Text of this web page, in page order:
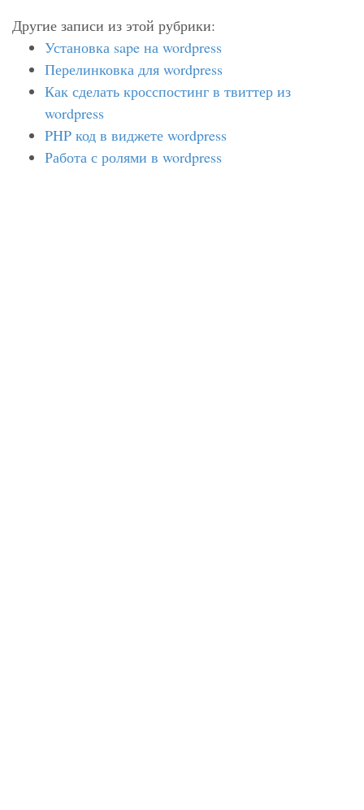
Другие записи из этой рубрики:
Установка sape на wordpress
Перелинковка для wordpress
Как сделать кросспостинг в твиттер из
wordpress
PHP код в виджете wordpress
Работа с ролями в wordpress